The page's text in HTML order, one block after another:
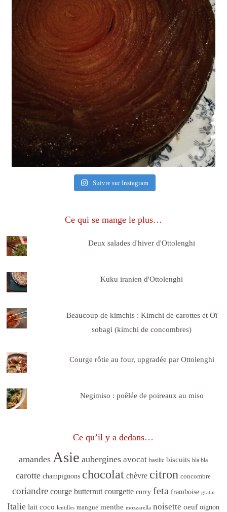
Suivre sur Instagram
Ce qui se mange le plus…
Deux salades d'hiver d'Ottolenghi
Kuku iranien d'Ottolenghi
Beaucoup de kimchis : Kimchi de carottes et Oï
sobagi (kimchi de concombres)
Courge rôtie au four, upgradée par Ottolenghi
Negimiso : poêlée de poireaux au miso
Ce qu’il y a dedans…
amandes Asie aubergines avocat basilic biscuits bla bla
carotte champignons chocolat chèvre citron concombre
coriandre courge butternut courgette curry feta framboise gratin
Italie lait coco lentilles mangue menthe mozzarella noisette oeuf oignon